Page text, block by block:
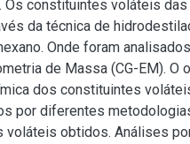
Os constituintes voláteis
da técnica de
Onde foram
de Massa (CG-EM). O
dos constituintes
por diferentes
voláteis obtidos. Análises